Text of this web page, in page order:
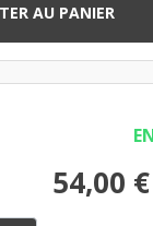
AU PANIER
54,00